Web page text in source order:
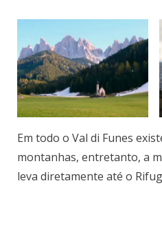
Em todo o Val di Funes
montanhas, entretanto, a
leva diretamente até o